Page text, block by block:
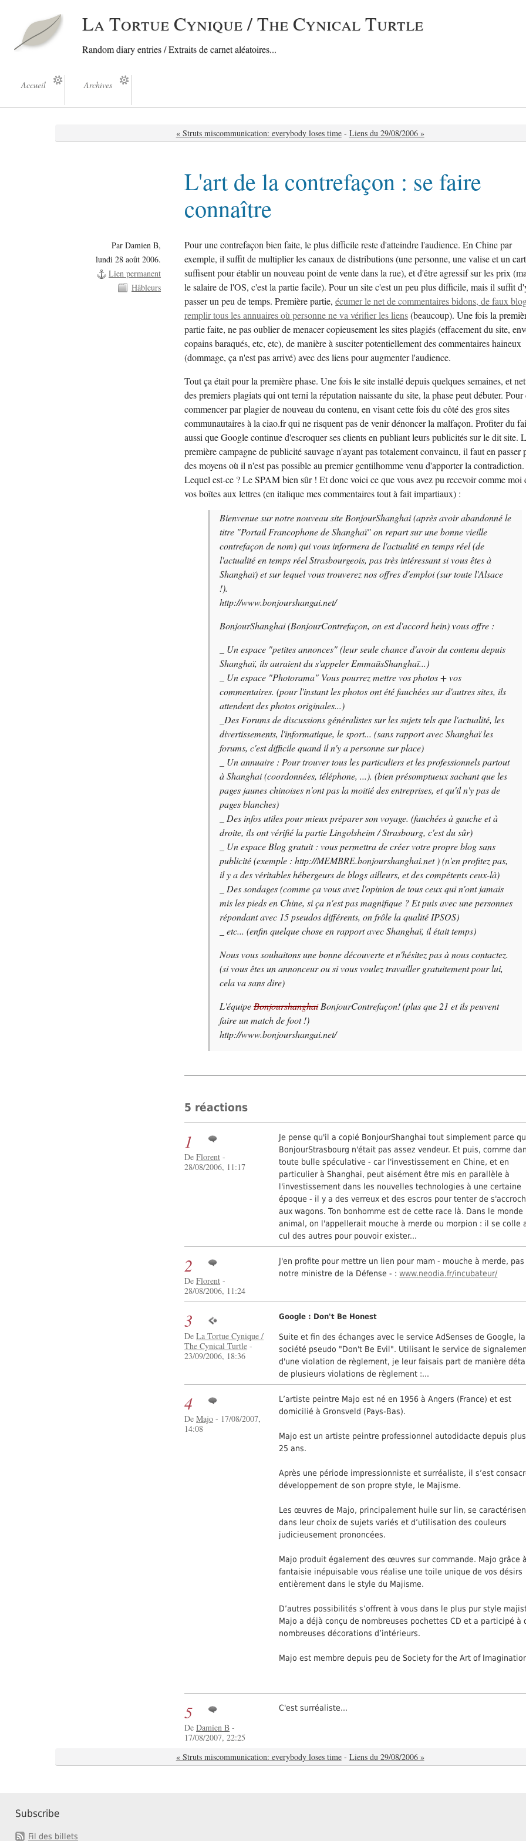
La Tortue Cynique / The Cynical Turtle
Random diary entries / Extraits de carnet aléatoires...
Accueil Archives
« Struts miscommunication: everybody loses time - Liens du 29/08/2006 »
L'art de la contrefaçon : se faire
connaître
Par Damien B,
lundi 28 août 2006.
Lien permanent
Hâbleurs
Pour une contrefaçon bien faite, le plus difficile reste d'atteindre l'audience. En Chine par
exemple, il suffit de multiplier les canaux de distributions (une personne, une valise et un
suffisent pour établir un nouveau point de vente dans la rue), et d'être agressif sur les prix
le salaire de l'OS, c'est la partie facile). Pour un site c'est un peu plus difficile, mais il suffit
passer un peu de temps. Première partie,écumer le net de commentaires bidons, de faux
remplir tous les annuaires où personne ne va vérifier les liens(beaucoup). Une fois la
partie faite, ne pas oublier de menacer copieusement les sites plagiés (effacement du site,
copains baraqués, etc, etc), de manière à susciter potentiellement des commentaires haineux
(dommage, ça n'est pas arrivé) avec des liens pour augmenter l'audience.
Tout ça était pour la première phase. Une fois le site installé depuis quelques semaines, et
des premiers plagiats qui ont terni la réputation naissante du site, la phase peut débuter. Pour
commencer par plagier de nouveau du contenu, en visant cette fois du côté des gros sites
communautaires à la ciao.fr qui ne risquent pas de venir dénoncer la malfaçon. Profiter du
aussi que Google continue d'escroquer ses clients en publiant leurs publicités sur le dit site.
première campagne de publicité sauvage n'ayant pas totalement convaincu, il faut en passer
des moyens où il n'est pas possible au premier gentilhomme venu d'apporter la contradiction.
Lequel est-ce ? Le SPAM bien sûr ! Et donc voici ce que vous avez pu recevoir comme moi
vos boîtes aux lettres (en italique mes commentaires tout à fait impartiaux) :
Bienvenue sur notre nouveau site BonjourShanghai(après avoir abandonné le
titre "Portail Francophone de Shanghaï" on repart sur une bonne vieille
contrefaçon de nom)qui vous informera de l'actualité en temps réel(de
l'actualité en temps réel Strasbourgeois, pas très intéressant si vous êtes à
Shanghaï)et sur lequel vous trouverez nos offres d'emploi(sur toute l'Alsace
!).
http://www.bonjourshangai.net/
BonjourShanghai(BonjourContrefaçon, on est d'accord hein)vous offre :
_ Un espace "petites annonces"(leur seule chance d'avoir du contenu depuis
Shanghaï, ils auraient du s'appeler EmmaüsShanghaï...)
_ Un espace "Photorama" Vous pourrez mettre vos photos + vos
commentaires.(pour l'instant les photos ont été fauchées sur d'autres sites, ils
attendent des photos originales...)
_Des Forums de discussions généralistes sur les sujets tels que l'actualité, les
divertissements, l'informatique, le sport...(sans rapport avec Shanghaï les
forums, c'est difficile quand il n'y a personne sur place)
_ Un annuaire : Pour trouver tous les particuliers et les professionnels partout
à Shanghai (coordonnées, téléphone, ...).(bien présomptueux sachant que les
pages jaunes chinoises n'ont pas la moitié des entreprises, et qu'il n'y pas de
pages blanches)
_ Des infos utiles pour mieux préparer son voyage.(fauchées à gauche et à
droite, ils ont vérifié la partie Lingolsheim / Strasbourg, c'est du sûr)
_ Un espace Blog gratuit : vous permettra de créer votre propre blog sans
publicité (exemple : http://MEMBRE.bonjourshanghai.net )(n'en profitez pas,
il y a des véritables hébergeurs de blogs ailleurs, et des compétents ceux-là)
_ Des sondages(comme ça vous avez l'opinion de tous ceux qui n'ont jamais
mis les pieds en Chine, si ça n'est pas magnifique ? Et puis avec une personnes
répondant avec 15 pseudos différents, on frôle la qualité IPSOS)
_ etc...(enfin quelque chose en rapport avec Shanghaï, il était temps)
Nous vous souhaitons une bonne découverte et n'hésitez pas à nous contactez.
(si vous êtes un annonceur ou si vous voulez travailler gratuitement pour lui,
cela va sans dire)
L'équipeBonjourshanghaiBonjourContrefaçon!(plus que 21 et ils peuvent
faire un match de foot !)
http://www.bonjourshangai.net/
5 réactions
1
DeFlorent -
28/08/2006, 11:17
Je pense qu'il a copié BonjourShanghai tout simplement parce
BonjourStrasbourg n'était pas assez vendeur. Et puis, comme
toute bulle spéculative - car l'investissement en Chine, et en
particulier à Shanghai, peut aisément être mis en parallèle à
l'investissement dans les nouvelles technologies à une certaine
époque - il y a des verreux et des escros pour tenter de
aux wagons. Ton bonhomme est de cette race là. Dans le monde
animal, on l'appellerait mouche à merde ou morpion : il se colle
cul des autres pour pouvoir exister...
2
DeFlorent -
28/08/2006, 11:24
J'en profite pour mettre un lien pour mam - mouche à merde, pas
notre ministre de la Défense - :www.neodia.fr/incubateur/
3
DeLa Tortue Cynique /
The Cynical Turtle -
23/09/2006, 18:36
Google : Don't Be Honest
Suite et fin des échanges avec le service AdSenses de Google, la
société pseudo "Don't Be Evil". Utilisant le service de
d'une violation de règlement, je leur faisais part de manière
de plusieurs violations de règlement :...
4
DeMajo - 17/08/2007,
14:08
L’artiste peintre Majo est né en 1956 à Angers (France) et est
domicilié à Gronsveld (Pays-Bas).
Majo est un artiste peintre professionnel autodidacte depuis
25 ans.
Après une période impressionniste et surréaliste, il s’est
développement de son propre style, le Majisme.
Les œuvres de Majo, principalement huile sur lin, se
dans leur choix de sujets variés et d’utilisation des couleurs
judicieusement prononcées.
Majo produit également des œuvres sur commande. Majo grâce
fantaisie inépuisable vous réalise une toile unique de vos désirs
entièrement dans le style du Majisme.
D’autres possibilités s’offrent à vous dans le plus pur style
Majo a déjà conçu de nombreuses pochettes CD et a participé à
nombreuses décorations d’intérieurs.
Majo est membre depuis peu de Society for the Art of
5
DeDamien B -
17/08/2007, 22:25
C'est surréaliste...
« Struts miscommunication: everybody loses time - Liens du 29/08/2006 »
Subscribe
Fil des billets